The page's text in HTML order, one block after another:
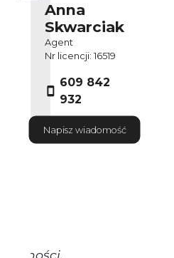
Anna
Skwarciak
Agent
Nr licencji: 16519
609 842
932
Napisz wiadomość